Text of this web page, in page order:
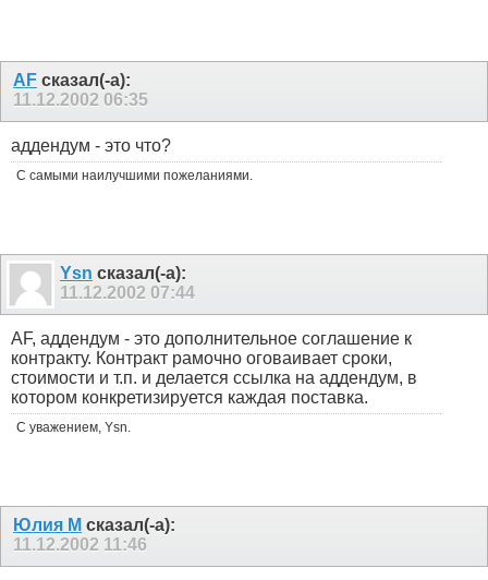
AF сказал(-а):
11.12.2002 06:35
аддендум - это что?
С самыми наилучшими пожеланиями.
Ysn сказал(-а):
11.12.2002 07:44
AF, аддендум - это дополнительное соглашение к
контракту. Контракт рамочно оговаивает сроки,
стоимости и т.п. и делается ссылка на аддендум, в
котором конкретизируется каждая поставка.
С уважением, Ysn.
Юлия М сказал(-а):
11.12.2002 11:46